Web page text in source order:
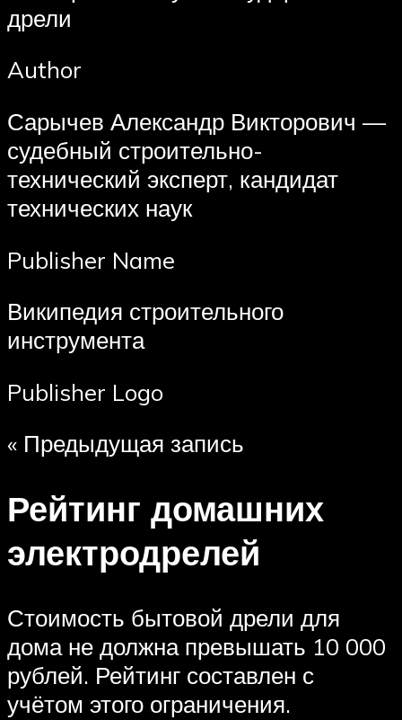
дрели
Author
Сарычев Александр Викторович —
судебный строительно-
технический эксперт, кандидат
технических наук
Publisher Name
Википедия строительного
инструмента
Publisher Logo
« Предыдущая запись
Рейтинг домашних
электродрелей
Стоимость бытовой дрели для
дома не должна превышать 10 000
рублей. Рейтинг составлен с
учётом этого ограничения.